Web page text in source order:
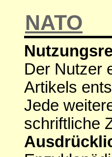
NATO
Der Nutzer
Artikels
Jede
schriftliche